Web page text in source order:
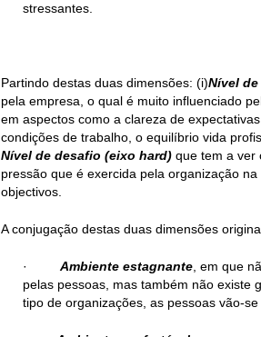
stressantes.
Partindo destas duas dimensões: (i)Nível
pela empresa, o qual é muito influenciado
em aspectos como a clareza de
condições de trabalho, o equilíbrio vida
Nível de desafio (eixo hard) que tem a ver
pressão que é exercida pela organização
objectivos.
A conjugação destas duas dimensões
· Ambiente estagnante , em que
pelas pessoas, mas também não existe
tipo de organizações, as pessoas vão-